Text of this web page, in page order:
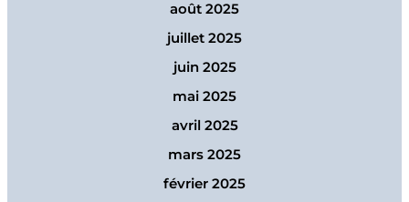
août 2025
juillet 2025
juin 2025
mai 2025
avril 2025
mars 2025
février 2025